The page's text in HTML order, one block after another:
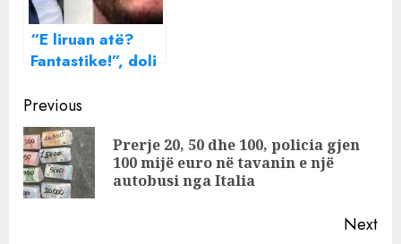
“E liruan atë?
Fantastike!”, doli
u gëzuar për
lirimin e
narkotrafikantit
shqiptar, jep
dorëheqjen
Continue
Reading
Previous
Prerje 20, 50 dhe 100, policia gjen
100 mijë euro në tavanin e një
autobusi nga Italia
Next